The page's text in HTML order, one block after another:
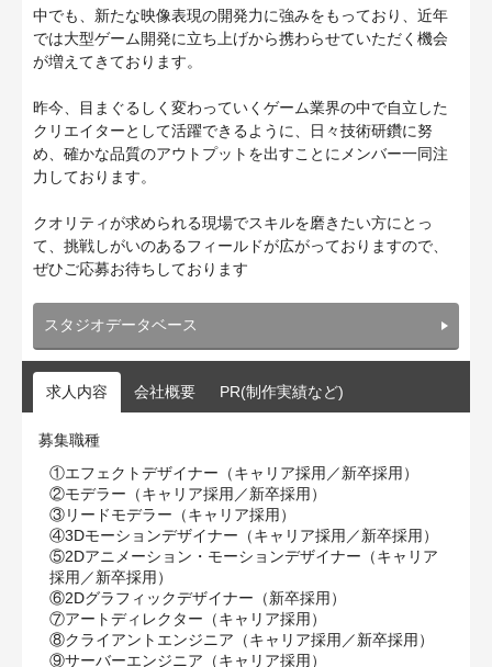
中でも、新たな映像表現の開発力に強みをもっており、近年
では大型ゲーム開発に立ち上げから携わらせていただく機会
が増えてきております。
昨今、目まぐるしく変わっていくゲーム業界の中で自立した
クリエイターとして活躍できるように、日々技術研鑽に努
め、確かな品質のアウトプットを出すことにメンバー一同注
力しております。
クオリティが求められる現場でスキルを磨きたい方にとっ
て、挑戦しがいのあるフィールドが広がっておりますので、
ぜひご応募お待ちしております
スタジオデータベース
求人内容 会社概要 PR(制作実績など)
募集職種
①エフェクトデザイナー（キャリア採用／新卒採用）
②モデラー（キャリア採用／新卒採用）
③リードモデラー（キャリア採用）
④3Dモーションデザイナー（キャリア採用／新卒採用）
⑤2Dアニメーション・モーションデザイナー（キャリア
採用／新卒採用）
⑥2Dグラフィックデザイナー（新卒採用）
⑦アートディレクター（キャリア採用）
⑧クライアントエンジニア（キャリア採用／新卒採用）
⑨サーバーエンジニア（キャリア採用）